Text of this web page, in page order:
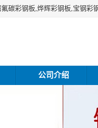
公司介绍